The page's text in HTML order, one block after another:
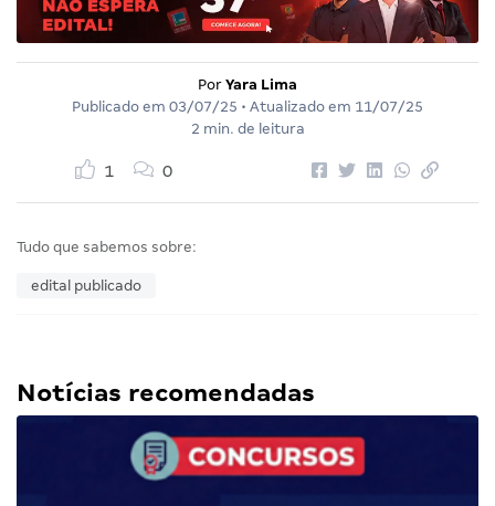
Por Yara Lima
Publicado em 03/07/25 • Atualizado em 11/07/25
2 min. de leitura
1 0
Tudo que sabemos sobre:
edital publicado
Notícias recomendadas